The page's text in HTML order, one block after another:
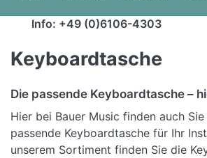
Info: +49 (0)6106-4303
Keyboardtasche
Die passende Keyboardtasche –
Hier bei Bauer Music finden auch
passende Keyboardtasche für Ihr
unserem Sortiment finden Sie die